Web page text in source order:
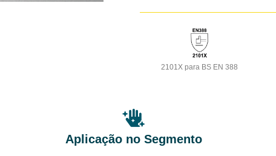
2101X para BS EN 388
Aplicação no Segmento